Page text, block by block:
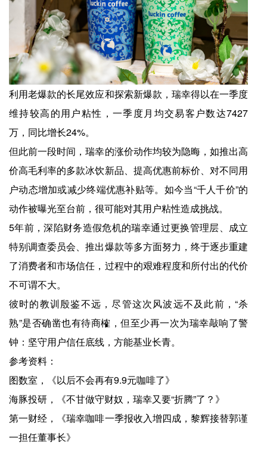
利用老爆款的长尾效应和探索新爆款，瑞幸得以在一季度
维持较高的用户粘性，一季度月均交易客户数达7427
万，同比增长24%。
但此前一段时间，瑞幸的涨价动作均较为隐晦，如推出高
价高毛利率的多款冰饮新品、提高优惠前标价、对不同用
户动态增加或减少终端优惠补贴等。如今当“千人千价”的
动作被曝光至台前，很可能对其用户粘性造成挑战。
5年前，深陷财务造假危机的瑞幸通过更换管理层、成立
特别调查委员会、推出爆款等多方面努力，终于逐步重建
了消费者和市场信任，过程中的艰难程度和所付出的代价
不可谓不大。
彼时的教训殷鉴不远，尽管这次风波远不及此前，“杀
熟”是否确凿也有待商榷，但至少再一次为瑞幸敲响了警
钟：坚守用户信任底线，方能基业长青。
参考资料：
图数室，《以后不会再有9.9元咖啡了》
海豚投研，《不甘做守财奴，瑞幸又要“折腾”了？》
第一财经，《瑞幸咖啡一季报收入增四成，黎辉接替郭谨
一担任董事长》